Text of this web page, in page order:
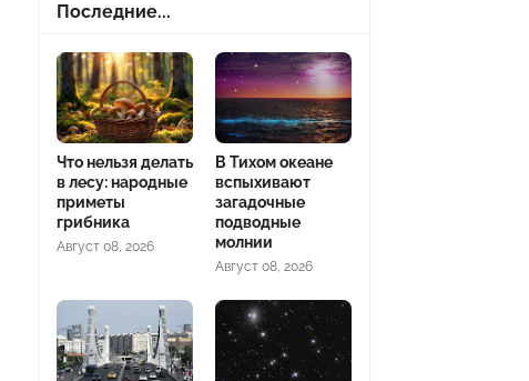
Последние...
Что нельзя делать
в лесу: народные
приметы
грибника
Август 08, 2026
В Тихом океане
вспыхивают
загадочные
подводные
молнии
Август 08, 2026